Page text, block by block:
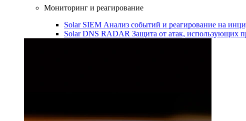
Мониторинг и реагирование
Solar SIEM Анализ событий и реагирование на
Solar DNS RADAR Защита от атак, использующих